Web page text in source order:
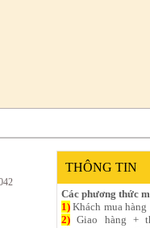
THÔNG TIN
Các phương thức
1) Khách mua
2) Giao hàng +